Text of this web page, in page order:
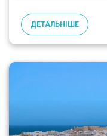
ДЕТАЛЬНІШЕ